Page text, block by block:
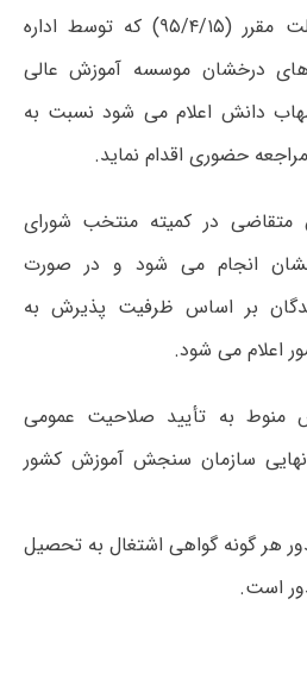
۱-۶- متقاضی باید در مهلت مقرر (۹۵/۴/۱۵) که توسط اداره
درخشان موسسه آموزش عالی
دانش اعلام می شود نسبت به
حضوری اقدام نماید.
متقاضی در کمیته منتخب شورای
انجام می شود و در صورت
بر اساس ظرفیت پذیرش به
اعلام می شود.
منوط به تأیید صلاحیت عمومی
سازمان سنجش آموزش کشور
هر گونه گواهی اشتغال به تحصیل
است.